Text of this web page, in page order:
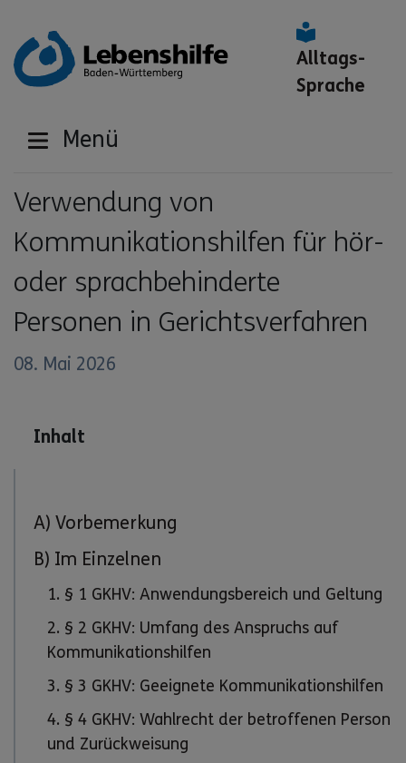
Alltags-
Sprache
Menü
Verwendung von
Kommunikationshilfen für hör-
oder sprachbehinderte
Personen in Gerichtsverfahren
08. Mai 2026
Inhalt
A) Vorbemerkung
B) Im Einzelnen
1. § 1 GKHV: Anwendungsbereich und Geltung
2. § 2 GKHV: Umfang des Anspruchs auf
Kommunikationshilfen
3. § 3 GKHV: Geeignete Kommunikationshilfen
4. § 4 GKHV: Wahlrecht der betroffenen Person
und Zurückweisung